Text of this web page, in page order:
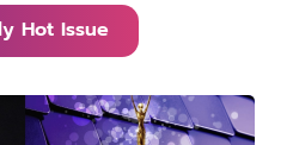
Hot Issue